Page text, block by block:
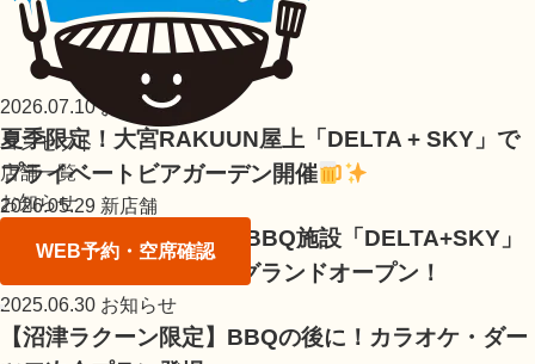
コンセプト
店舗一覧
お知らせ
WEB予約・空席確認
2026.07.10 お知らせ
夏季限定！大宮RAKUUN屋上「DELTA + SKY」で
プライベートビアガーデン開催
2026.05.29 新店舗
大宮RAKUUN屋上にBBQ施設「DELTA+SKY」
が2026年6月1日（月）グランドオープン！
2025.06.30 お知らせ
【沼津ラクーン限定】BBQの後に！カラオケ・ダー